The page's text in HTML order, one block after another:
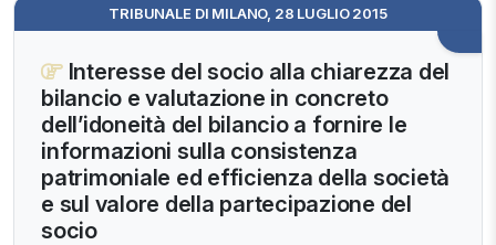
TRIBUNALE DI MILANO, 28 LUGLIO 2015
Interesse del socio alla chiarezza del
bilancio e valutazione in concreto
dell’idoneità del bilancio a fornire le
informazioni sulla consistenza
patrimoniale ed efficienza della società
e sul valore della partecipazione del
socio